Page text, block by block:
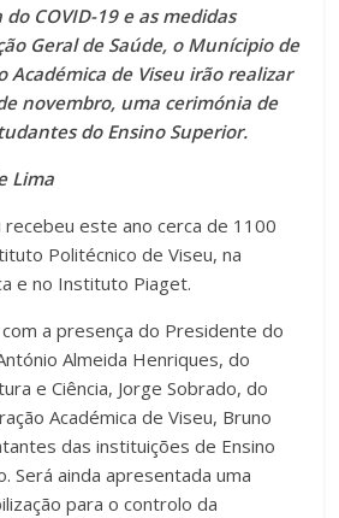
COVID-19 e as medidas
Geral de Saúde, o Munícipio de
Académica de Viseu irão realizar
novembro, uma cerimónia de
do Ensino Superior.
Lima
recebeu este ano cerca de 1100
Politécnico de Viseu, na
e no Instituto Piaget.
a presença do Presidente do
Almeida Henriques, do
e Ciência, Jorge Sobrado, do
Académica de Viseu, Bruno
das instituições de Ensino
Será ainda apresentada uma
para o controlo da